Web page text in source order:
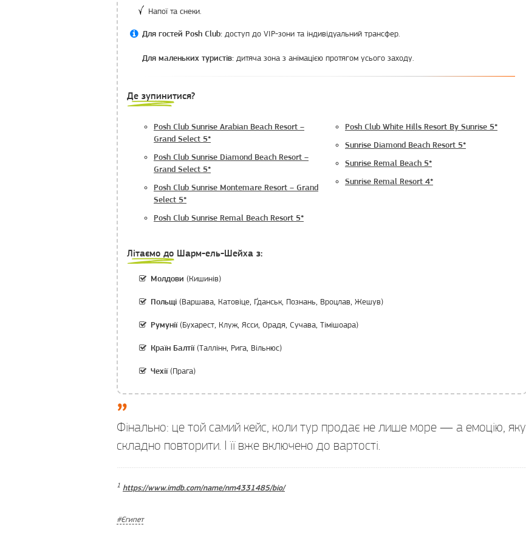
Напої та снеки.
Для гостей Posh Club: доступ до VIP-зони та індивідуальний трансфер.
Для маленьких туристів: дитяча зона з анімацією протягом усього заходу.
Де зупинитися?
Posh Club Sunrise Arabian Beach Resort –
Grand Select 5*
Posh Club Sunrise Diamond Beach Resort –
Grand Select 5*
Posh Club Sunrise Montemare Resort – Grand
Select 5*
Posh Club Sunrise Remal Beach Resort 5*
Posh Club White Hills Resort By Sunrise 5*
Sunrise Diamond Beach Resort 5*
Sunrise Remal Beach 5*
Sunrise Remal Resort 4*
Літаємо до Шарм-ель-Шейха з:
Молдови (Кишинів)
Польщі (Варшава, Катовіце, Ґданськ, Познань, Вроцлав, Жешув)
Румунії(Бухарест, Клуж, Ясси, Орадя, Сучава, Тімішоара)
Країн Балтії(Таллінн, Рига, Вільнюс)
Чехії(Прага)
Фінально: це той самий кейс, коли тур продає не лише море — а емоцію, яку
складно повторити. І її вже включено до вартості.
1 https://www.imdb.com/name/nm4331485/bio/
Єгипет